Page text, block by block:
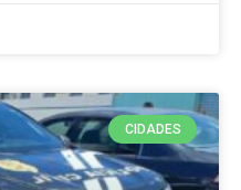
CIDADES